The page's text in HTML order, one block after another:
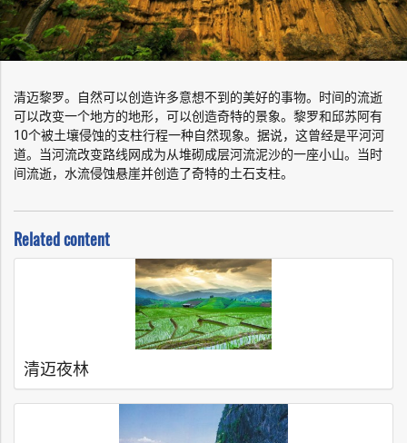
清迈黎罗。自然可以创造许多意想不到的美好的事物。时间的流逝
可以改变一个地方的地形，可以创造奇特的景象。黎罗和邱苏阿有
10个被土壤侵蚀的支柱行程一种自然现象。据说，这曾经是平河河
道。当河流改变路线网成为从堆砌成层河流泥沙的一座小山。当时
间流逝，水流侵蚀悬崖并创造了奇特的土石支柱。
Related content
清迈夜林